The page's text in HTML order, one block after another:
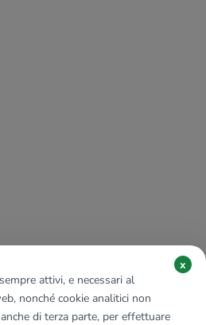
attivi, e necessari al
nonché cookie analitici non
di terza parte, per effettuare
x